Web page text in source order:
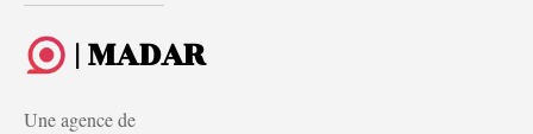
| MADAR
Une agence de